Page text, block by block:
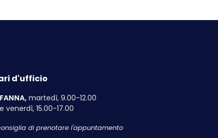
d'ufficio
FANNA,martedì, 9.00-12.00
e venerdì, 15.00-17.00
di prenotare l'appuntamento